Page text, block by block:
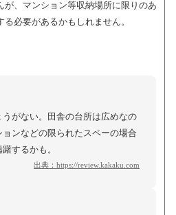
が、マンション等収納場所に限りのあ
必要があるかもしれません。
がない。田舎の台所は広めなの
ンなどの限られたスペーの場合
するかも。
出典： https://review.kakaku.com